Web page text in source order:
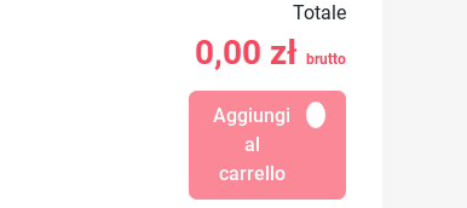
Totale
0,00 zł brutto
Aggiungi
al
carrello